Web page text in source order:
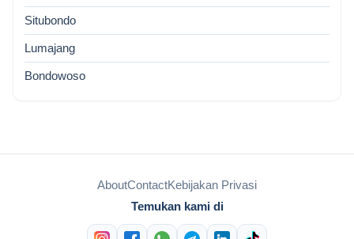
Situbondo
Lumajang
Bondowoso
AboutContactKebijakan Privasi
Temukan kami di